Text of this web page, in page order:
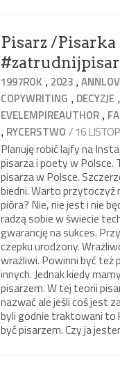
Pisarz /
1997ROK , 2023 ,
COPYWRITING , DECYZJE ,
EVELEMPIREAUTHOR ,
, RYCERSTWO / 16
Planuję robić lajfy na
pisarza i poety w
pisarza w Polsce.
biedni. Warto przytoczyź
pióra? Nie, nie jest i nie
radzą sobie w świecie
gwarancję na sukces.
czepku urodzony.
wrażliwi. Powinni być też
innych. Jednak kiedy
pisarzem. W tej teorii
nazwać ale jeśli coś jest
byli godnie traktowani to
być pisarzem. Czy ja